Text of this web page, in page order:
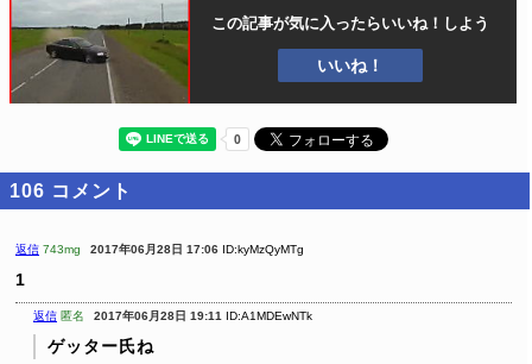
この記事が気に入ったらいいね！しよう
いいね！
106 コメント
返信 743mg 2017年06月28日 17:06 ID:kyMzQyMTg
1
返信 匿名 2017年06月28日 19:11 ID:A1MDEwNTk
ゲッター氏ね